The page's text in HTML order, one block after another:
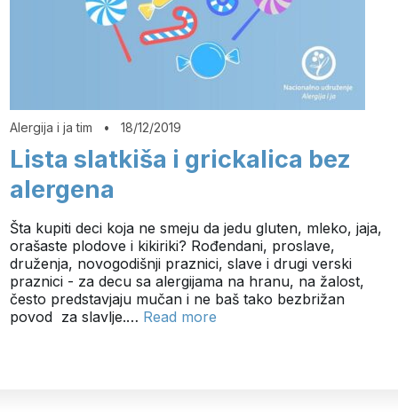
Alergija i ja tim •18/12/2019
Lista slatkiša i grickalica bez
alergena
Šta kupiti deci koja ne smeju da jedu gluten, mleko, jaja,
orašaste plodove i kikiriki? Rođendani, proslave,
druženja, novogodišnji praznici, slave i drugi verski
praznici - za decu sa alergijama na hranu, na žalost,
često predstavjaju mučan i ne baš tako bezbrižan
povod za slavlje.… Read more